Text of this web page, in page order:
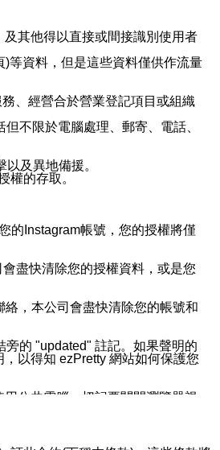
其他得以直接或間接識別使用者
等資料，但是這些資料僅供作流量
、經營合於營業登記項目或組織
不限於電腦處理、郵寄、電話、
及異地備援。
權的存取。
的Instagram帳號，您的授權將僅
盡快清除您的授權資料，或是您
絡，本公司會盡快清除您的帳號和
的 "updated" 註記。如果聲明的
以得知 ezPretty 網站如何保護您
公共電腦，切記要關閉瀏覽器視
之方法、說明或功能連結，隨時